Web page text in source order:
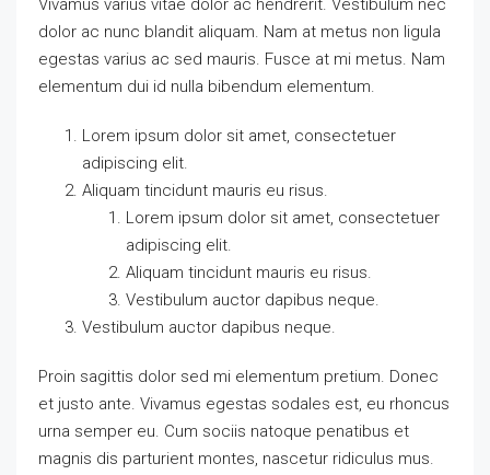
Vivamus varius vitae dolor ac hendrerit. Vestibulum nec
dolor ac nunc blandit aliquam. Nam at metus non ligula
egestas varius ac sed mauris. Fusce at mi metus. Nam
elementum dui id nulla bibendum elementum.
Lorem ipsum dolor sit amet, consectetuer
adipiscing elit.
Aliquam tincidunt mauris eu risus.
Lorem ipsum dolor sit amet, consectetuer
adipiscing elit.
Aliquam tincidunt mauris eu risus.
Vestibulum auctor dapibus neque.
Vestibulum auctor dapibus neque.
Proin sagittis dolor sed mi elementum pretium. Donec
et justo ante. Vivamus egestas sodales est, eu rhoncus
urna semper eu. Cum sociis natoque penatibus et
magnis dis parturient montes, nascetur ridiculus mus.